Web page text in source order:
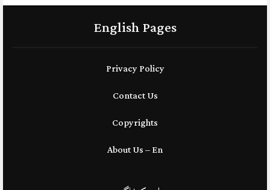
English Pages
Privacy Policy
Contact Us
Copyrights
About Us – En